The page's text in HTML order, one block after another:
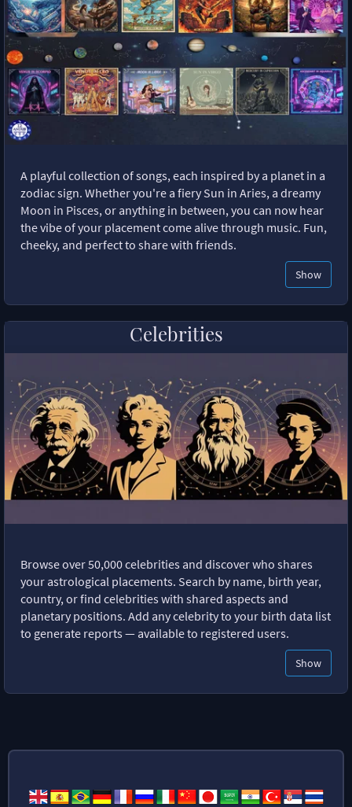
A playful collection of songs, each inspired by a planet in a
zodiac sign. Whether you're a fiery Sun in Aries, a dreamy
Moon in Pisces, or anything in between, you can now hear
the vibe of your placement come alive through music. Fun,
cheeky, and perfect to share with friends.
Show
Celebrities
Browse over 50,000 celebrities and discover who shares
your astrological placements. Search by name, birth year,
country, or find celebrities with shared aspects and
planetary positions. Add any celebrity to your birth data list
to generate reports — available to registered users.
Show